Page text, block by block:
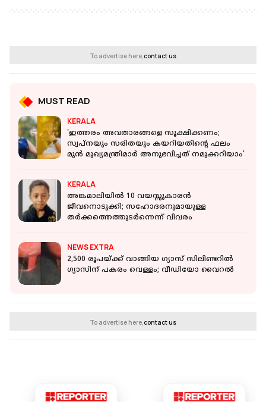
To advertise here,contact us
MUST READ
KERALA
'ഇത്തരം അവതാരങ്ങളെ സൂക്ഷിക്കണം;
സ്വപ്നയും സരിതയും കയറിയതിൻ്റെ ഫലം
മുൻ മുഖ്യമന്ത്രിമാർ അനുഭവിച്ചത് നമുക്കറിയാം'
KERALA
അങ്കമാലിയില്‍ 10 വയസ്സുകാരന്‍
ജീവനൊടുക്കി; സഹോദരനുമായുള്ള
തര്‍ക്കത്തെത്തുടര്‍ന്നെന്ന് വിവരം
NEWS EXTRA
2,500 രൂപയ്ക്ക് വാങ്ങിയ ഗ്യാസ് സിലിണ്ടറില്‍
ഗ്യാസിന് പകരം വെള്ളം; വീഡിയോ വൈറല്‍
To advertise here,contact us